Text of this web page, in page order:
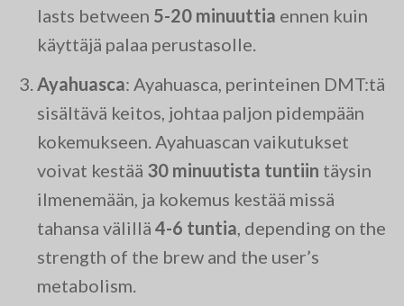
lasts between 5-20 minuuttia ennen kuin
käyttäjä palaa perustasolle.
Ayahuasca: Ayahuasca, perinteinen DMT:tä
sisältävä keitos, johtaa paljon pidempään
kokemukseen. Ayahuascan vaikutukset
voivat kestää 30 minuutista tuntiin täysin
ilmenemään, ja kokemus kestää missä
tahansa välillä 4-6 tuntia, depending on the
strength of the brew and the user’s
metabolism.